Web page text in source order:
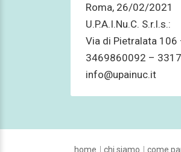
Roma, 26/02/2021
U.P.A.I.Nu.C. S.r.l.s.:
Via di Pietralata 106
3469860092 –
info@upainuc.it
home chi siamo come